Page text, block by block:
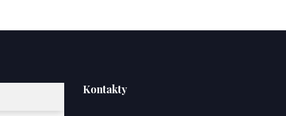
Kontakty